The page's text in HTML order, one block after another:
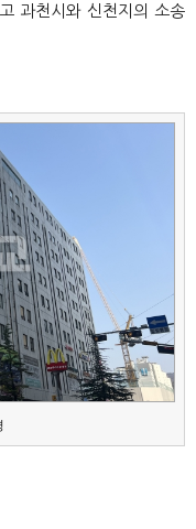
과천시와 신천지의 소송